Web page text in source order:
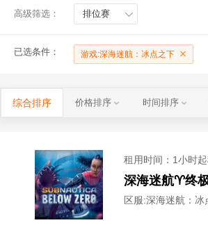
高级筛选： 排位赛
已选条件： 游戏:深海迷航：冰点之下
综合排序 价格排序 时间排序
租用时间 ：1小时
深海迷航♈️终
区服:深海迷航：冰